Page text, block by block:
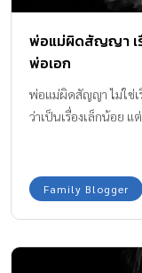
พ่อแม่ผิดสัญญา เรื่
พ่อเอก
พ่อแม่ผิดสัญญา ไม่ใช่เ
ว่าเป็นเรื่องเล็กน้อย แ
Family Blogger